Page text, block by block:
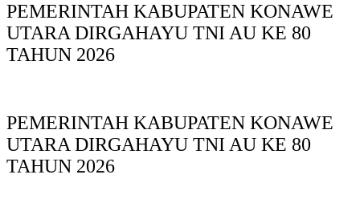
PEMERINTAH KABUPATEN KONAWE
UTARA DIRGAHAYU TNI AU KE 80
TAHUN 2026
PEMERINTAH KABUPATEN KONAWE
UTARA DIRGAHAYU TNI AU KE 80
TAHUN 2026